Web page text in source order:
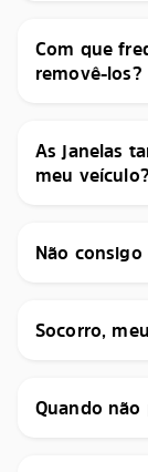
Com que
removê-los?
As janelas
meu veículo?
Não
Socorro,
Quando não